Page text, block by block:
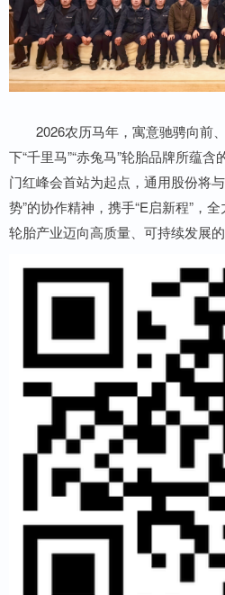
2026农历马年，寓意驰骋向前
下“千里马”“赤兔马”轮胎品牌所蕴
门红峰会首站为起点，通用股份将
势”的协作精神，携手“E启新程”，
轮胎产业迈向高质量、可持续发展